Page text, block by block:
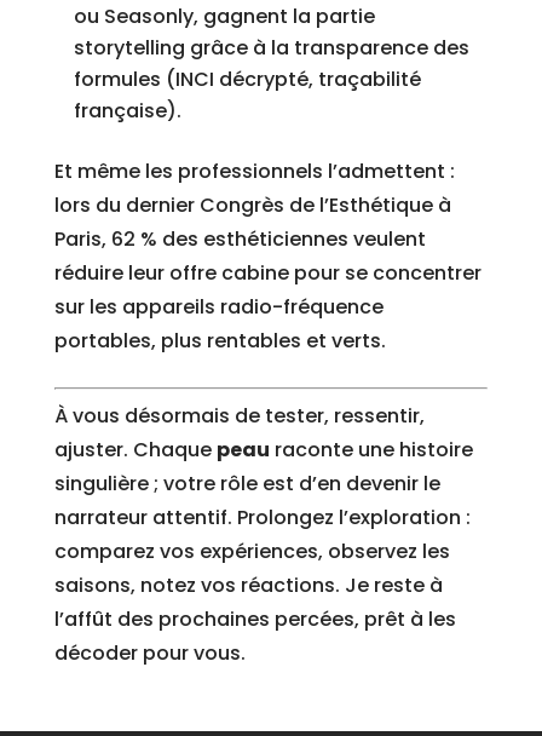
ou Seasonly, gagnent la partie
storytelling grâce à la transparence des
formules (INCI décrypté, traçabilité
française).
Et même les professionnels l’admettent :
lors du dernier Congrès de l’Esthétique à
Paris, 62 % des esthéticiennes veulent
réduire leur offre cabine pour se concentrer
sur les appareils radio-fréquence
portables, plus rentables et verts.
À vous désormais de tester, ressentir,
ajuster. Chaque peau raconte une histoire
singulière ; votre rôle est d’en devenir le
narrateur attentif. Prolongez l’exploration :
comparez vos expériences, observez les
saisons, notez vos réactions. Je reste à
l’affût des prochaines percées, prêt à les
décoder pour vous.